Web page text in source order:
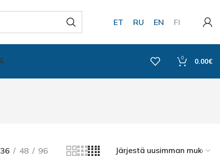
ET RU EN FI
0 0.00€
36 48 96